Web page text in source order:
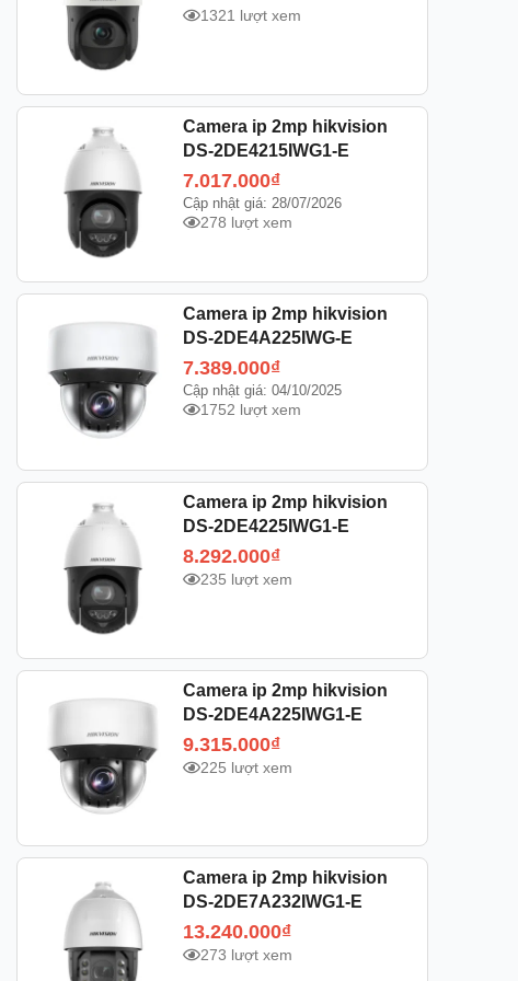
1321 lượt xem
Camera ip 2mp hikvision
DS-2DE4215IWG1-E
7.017.000₫
Cập nhật giá: 28/07/2026
278 lượt xem
Camera ip 2mp hikvision
DS-2DE4A225IWG-E
7.389.000₫
Cập nhật giá: 04/10/2025
1752 lượt xem
Camera ip 2mp hikvision
DS-2DE4225IWG1-E
8.292.000₫
235 lượt xem
Camera ip 2mp hikvision
DS-2DE4A225IWG1-E
9.315.000₫
225 lượt xem
Camera ip 2mp hikvision
DS-2DE7A232IWG1-E
13.240.000₫
273 lượt xem